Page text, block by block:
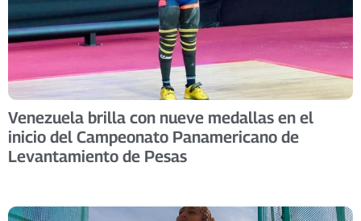
Venezuela brilla con nueve medallas en el
inicio del Campeonato Panamericano de
Levantamiento de Pesas